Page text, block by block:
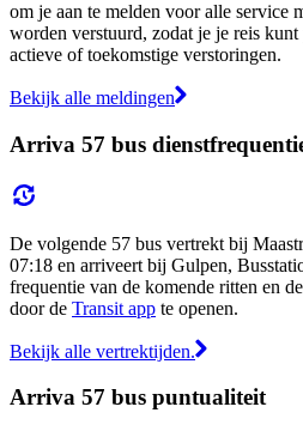
om je aan te melden voor alle service
worden verstuurd, zodat je je reis
actieve of toekomstige verstoringen.
Bekijk alle meldingen
Arriva 57 bus
De volgende 57 bus vertrekt bij
07:18 en arriveert bij Gulpen,
frequentie van de komende ritten en
door de Transit app te openen.
Bekijk alle vertrektijden.
Arriva 57 bus puntualiteit